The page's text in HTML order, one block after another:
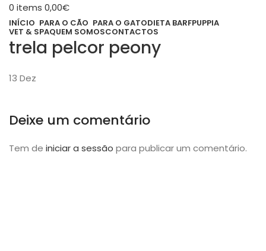
0 items 0,00€
INÍCIO PARA O CÃO PARA O GATODIETA BARFPUPPIA
VET & SPAQUEM SOMOSCONTACTOS
trela pelcor peony
13 Dez
Deixe um comentário
Tem de iniciar a sessão para publicar um comentário.